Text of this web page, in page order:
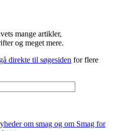
mange artikler,
og meget mere.
gå direkte til søgesiden for flere
om smag og om Smag for